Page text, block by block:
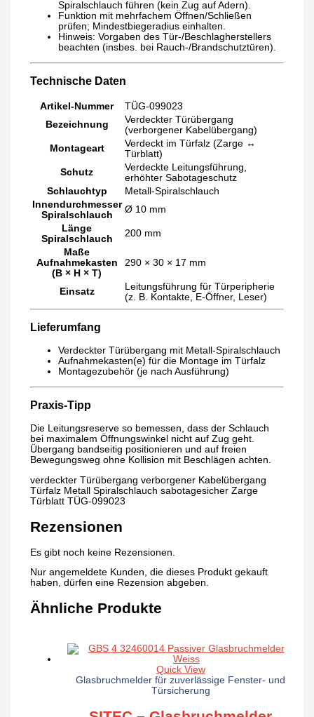
Spiralschlauch führen (kein Zug auf Adern).
Funktion mit mehrfachem Öffnen/Schließen
prüfen; Mindestbiegeradius einhalten.
Hinweis: Vorgaben des Tür-/Beschlagherstellers
beachten (insbes. bei Rauch-/Brandschutztüren).
Technische Daten
Artikel-Nummer
TÜG-099023
Bezeichnung
Verdeckter Türübergang
(verborgener Kabelübergang)
Montageart
Verdeckt im Türfalz (Zarge ↔
Türblatt)
Schutz
Verdeckte Leitungsführung,
erhöhter Sabotageschutz
Schlauchtyp
Metall-Spiralschlauch
Innendurchmesser
Spiralschlauch
Ø 10 mm
Länge
Spiralschlauch
200 mm
Maße
Aufnahmekasten
(B × H × T)
290 × 30 × 17 mm
Einsatz
Leitungsführung für Türperipherie
(z. B. Kontakte, E-Öffner, Leser)
Lieferumfang
Verdeckter Türübergang mit Metall-Spiralschlauch
Aufnahmekasten(e) für die Montage im Türfalz
Montagezubehör (je nach Ausführung)
Praxis-Tipp
Die Leitungsreserve so bemessen, dass der Schlauch
bei maximalem Öffnungswinkel nicht auf Zug geht.
Übergang bandseitig positionieren und auf freien
Bewegungsweg ohne Kollision mit Beschlägen achten.
verdeckter Türübergang verborgener Kabelübergang
Türfalz Metall Spiralschlauch sabotagesicher Zarge
Türblatt TÜG-099023
Rezensionen
Es gibt noch keine Rezensionen.
Nur angemeldete Kunden, die dieses Produkt gekauft
haben, dürfen eine Rezension abgeben.
Ähnliche Produkte
Quick View
Glasbruchmelder für zuverlässige Fenster- und
Türsicherung